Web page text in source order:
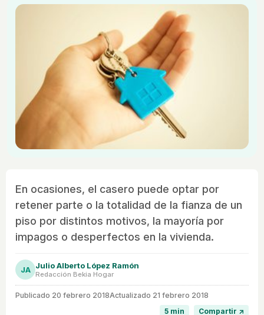
En ocasiones, el casero puede optar por
retener parte o la totalidad de la fianza de un
piso por distintos motivos, la mayoría por
impagos o desperfectos en la vivienda.
JA Julio Alberto López Ramón
Redacción Bekia Hogar
Publicado 20 febrero 2018Actualizado 21 febrero 2018
5 min
Compartir ↗